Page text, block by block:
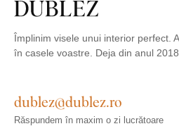
Împlinim visele unui interior perfect.
în casele voastre. Deja din anul
dublez@dublez.ro
Răspundem în maxim o zi lucrătoare